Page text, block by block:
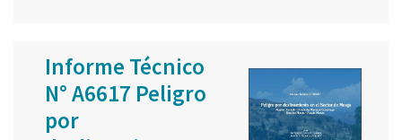
Informe Técnico
N° A6617 Peligro
por